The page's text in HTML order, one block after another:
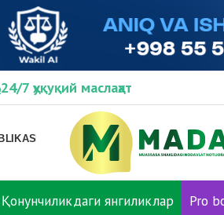
24/7 ҳуқуқий маслаҳат
Қонунчиликдаги янгиликлар Pro